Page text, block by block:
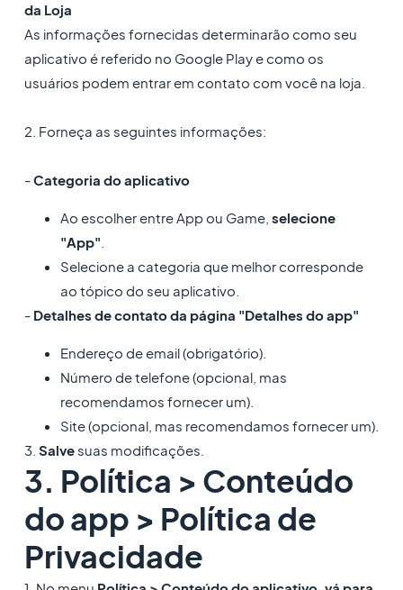
da Loja
As informações fornecidas determinarão como seu
aplicativo é referido no Google Play e como os
usuários podem entrar em contato com você na loja.
2. Forneça as seguintes informações:
-Categoria do aplicativo
Ao escolher entre App ou Game, selecione
"App"
Selecione a categoria que melhor corresponde
ao tópico do seu aplicativo.
- Detalhes de contato da página "Detalhes do app"
Endereço de email (obrigatório).
Número de telefone (opcional, mas
recomendamos fornecer um).
Site (opcional, mas recomendamos fornecer um).
3. Salvesuas modificações.
3. Política > Conteúdo
do app > Política de
Privacidade